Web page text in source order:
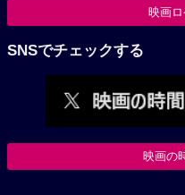
映画
SNSでチェックする
映画の